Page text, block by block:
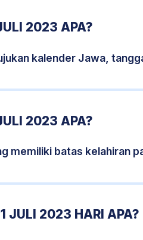
2023 APA?
kalender Jawa,
2023 APA?
memiliki batas kelahiran
JULI 2023 HARI APA?